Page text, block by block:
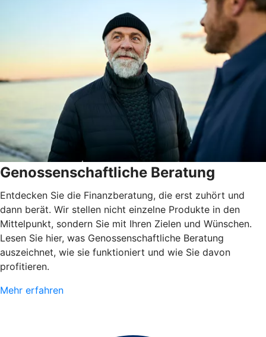
Genossenschaftliche Beratung
Entdecken Sie die Finanzberatung, die erst zuhört und
dann berät. Wir stellen nicht einzelne Produkte in den
Mittelpunkt, sondern Sie mit Ihren Zielen und Wünschen.
Lesen Sie hier, was Genossenschaftliche Beratung
auszeichnet, wie sie funktioniert und wie Sie davon
profitieren.
Mehr erfahren